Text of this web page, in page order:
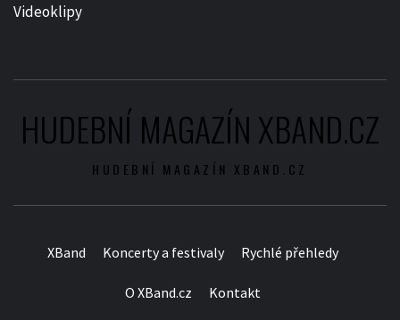
Videoklipy
HUDEBNÍ MAGAZÍN XBAND.CZ
HUDEBNÍ MAGAZÍN XBAND.CZ
XBand Koncerty a festivaly Rychlé přehledy
O XBand.cz Kontakt